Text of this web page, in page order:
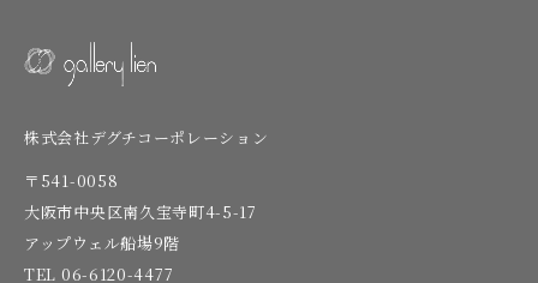
株式会社デグチコーポレーション
〒541-0058
大阪市中央区南久宝寺町4-5-17
アップウェル船場9階
TEL 06-6120-4477